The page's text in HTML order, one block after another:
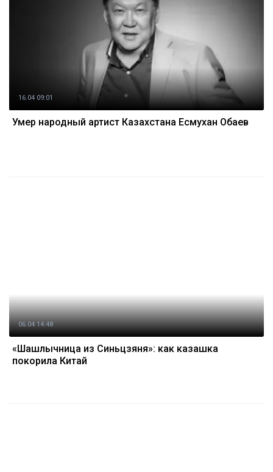
16.04 09:01
Умер народный артист Казахстана Есмухан Обаев
06.04 14:48
«Шашлычница из Синьцзяня»: как казашка
покорила Китай